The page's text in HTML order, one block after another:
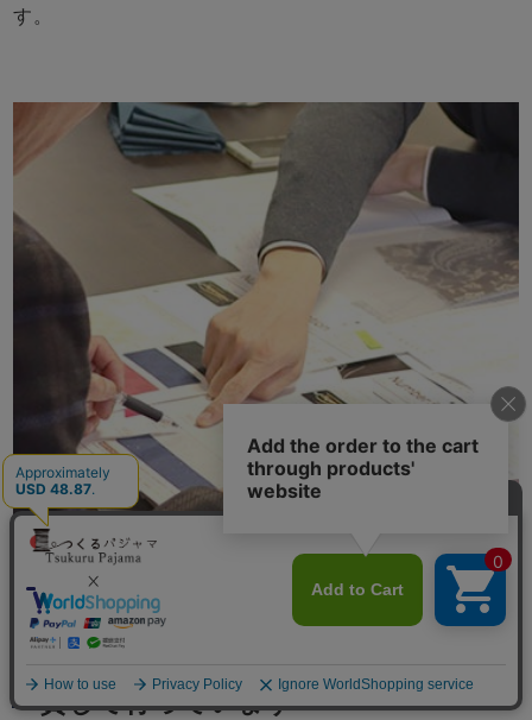
メニュー
す。
一貫して行っています